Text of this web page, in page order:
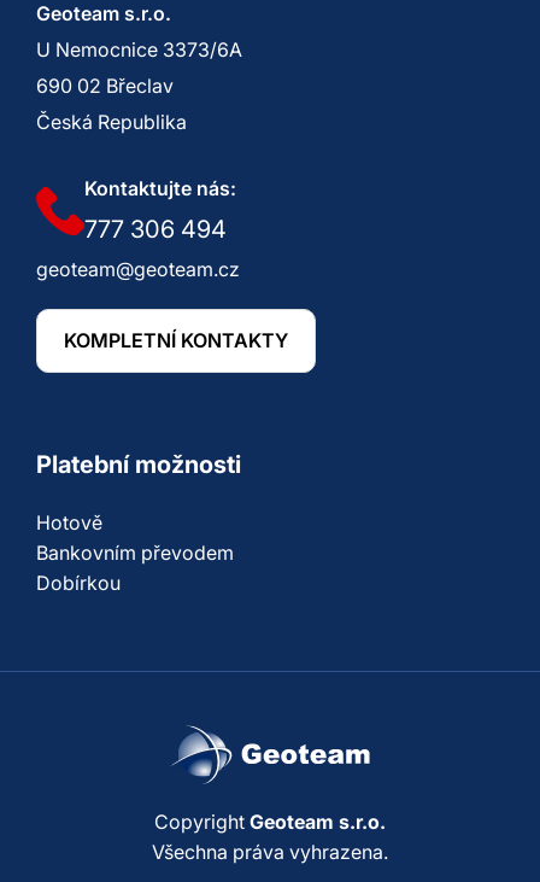
Geoteam s.r.o.
U Nemocnice 3373/6A
690 02 Břeclav
Česká Republika
Kontaktujte nás:
777 306 494
geoteam@geoteam.cz
KOMPLETNÍ KONTAKTY
Platební možnosti
Hotově
Bankovním převodem
Dobírkou
Copyright Geoteam s.r.o.
Všechna práva vyhrazena.